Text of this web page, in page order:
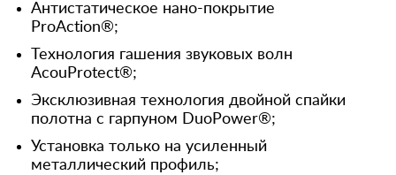
Антистатическое нано-покрытие
ProAction®;
Технология гашения звуковых волн
AcouProtect®;
Эксклюзивная технология двойной спайки
полотна с гарпуном DuoPower®;
Установка только на усиленный
металлический профиль;